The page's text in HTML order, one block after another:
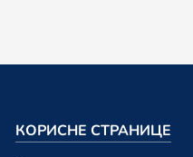
КОРИСНЕ СТРАНИЦЕ